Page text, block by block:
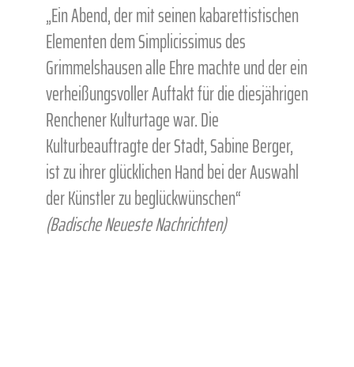
„Ein Abend, der mit seinen kabarettistischen
Elementen dem Simplicissimus des
Grimmelshausen alle Ehre machte und der ein
verheißungsvoller Auftakt für die diesjährigen
Renchener Kulturtage war. Die
Kulturbeauftragte der Stadt, Sabine Berger,
ist zu ihrer glücklichen Hand bei der Auswahl
der Künstler zu beglückwünschen“
(Badische Neueste Nachrichten)